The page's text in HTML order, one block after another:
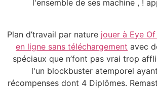
l'ensemble de ses machine , !
Plan d’travail par nature jouer à Eye
en ligne sans téléchargement avec
spéciaux que n’font pas vrai trop
l'un blockbuster atemporel
récompenses dont 4 Diplômes.